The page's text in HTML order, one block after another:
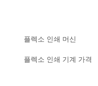
플렉소 인쇄 머신
플렉소 인쇄 기계 가격